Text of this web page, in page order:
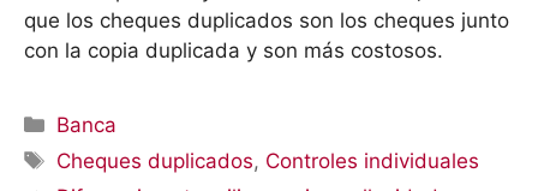
que los cheques duplicados son los cheques junto
con la copia duplicada y son más costosos.
Categorías
Banca
Etiquetas
Cheques duplicados, Controles individuales